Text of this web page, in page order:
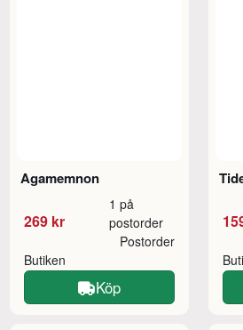
Agamemnon
269 kr
1 på
postorder
Butiken
Postorder
Köp